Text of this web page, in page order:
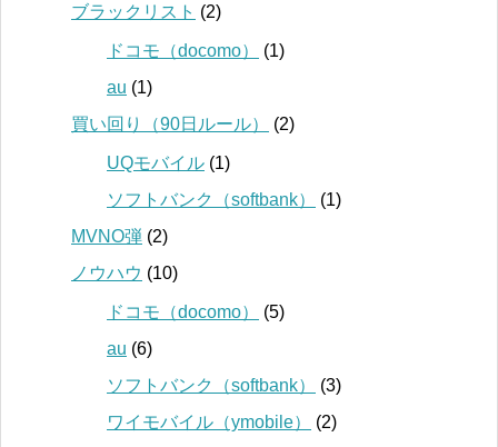
ブラックリスト (2)
ドコモ（docomo）
(1)
au (1)
買い回り（90日ルール）
(2)
UQモバイル (1)
ソフトバンク（softbank）
(1)
MVNO弾 (2)
ノウハウ (10)
ドコモ（docomo）
(5)
au (6)
ソフトバンク（softbank）
(3)
ワイモバイル（ymobile）
(2)